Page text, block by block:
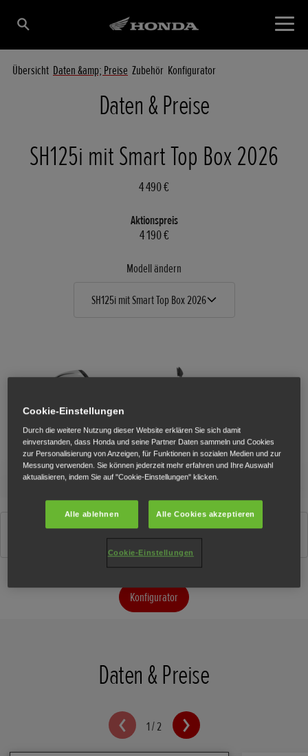
Übersicht Daten &amp; Preise Zubehör Konfigurator
Daten & Preise
SH125i mit Smart Top Box 2026
4 490 €
Aktionspreis
4 190 €
Modell ändern
SH125i mit Smart Top Box 2026
Pearl Cool White
Konfigurator
Daten & Preise
1/2
Cookie-Einstellungen
Durch die weitere Nutzung dieser Website erklären Sie sich damit
einverstanden, dass Honda und seine Partner Daten sammeln und Cookies
zur Personalisierung von Anzeigen, für Funktionen in sozialen Medien und zur
Messung verwenden. Sie können jederzeit mehr erfahren und Ihre Auswahl
aktualisieren, indem Sie auf "Cookie-Einstellungen" klicken.
Alle ablehnen Alle Cookies akzeptieren
Cookie-Einstellungen